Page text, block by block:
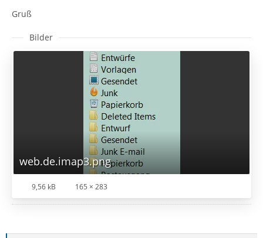
Gruß
Bilder
web.de.imap3.png
9,56 kB 165 × 283